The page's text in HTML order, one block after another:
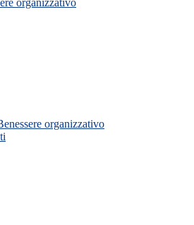
organizzativo
organizzativo